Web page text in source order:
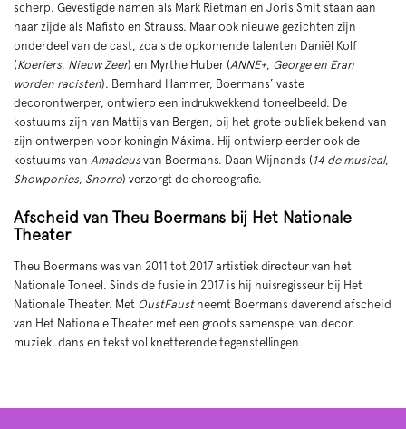
scherp. Gevestigde namen als Mark Rietman en Joris Smit staan aan
haar zijde als Mafisto en Strauss. Maar ook nieuwe gezichten zijn
onderdeel van de cast, zoals de opkomende talenten Daniël Kolf
(Koeriers, Nieuw Zeer) en Myrthe Huber (ANNE+, George en Eran
worden racisten). Bernhard Hammer, Boermans’ vaste
decorontwerper, ontwierp een indrukwekkend toneelbeeld. De
kostuums zijn van Mattijs van Bergen, bij het grote publiek bekend van
zijn ontwerpen voor koningin Máxima. Hij ontwierp eerder ook de
kostuums van Amadeus van Boermans. Daan Wijnands ( 14 de musical,
Showponies, Snorro) verzorgt de choreografie.
Afscheid van Theu Boermans bij Het Nationale
Theater
Theu Boermans was van 2011 tot 2017 artistiek directeur van het
Nationale Toneel. Sinds de fusie in 2017 is hij huisregisseur bij Het
Nationale Theater. Met OustFaustneemt Boermans daverend afscheid
van Het Nationale Theater met een groots samenspel van decor,
muziek, dans en tekst vol knetterende tegenstellingen.